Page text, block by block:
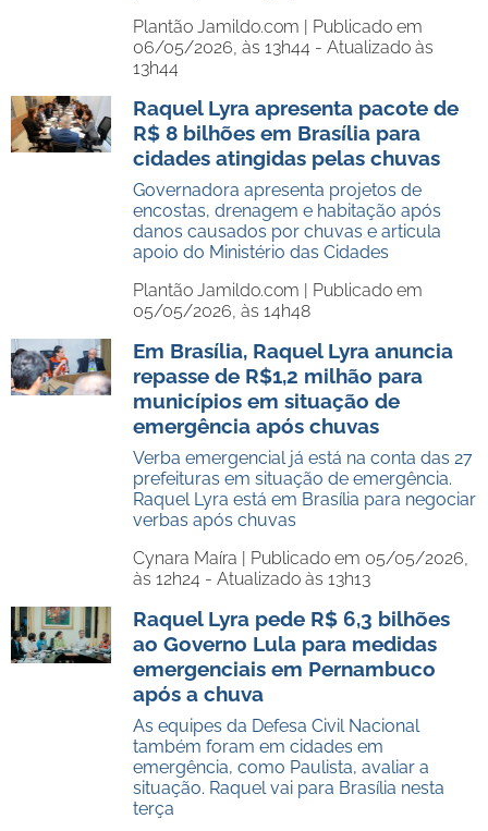
Plantão Jamildo.com | Publicado em
06/05/2026, às 13h44 - Atualizado às
13h44
Raquel Lyra apresenta pacote de
R$ 8 bilhões em Brasília para
cidades atingidas pelas chuvas
Governadora apresenta projetos de
encostas, drenagem e habitação após
danos causados por chuvas e articula
apoio do Ministério das Cidades
Plantão Jamildo.com | Publicado em
05/05/2026, às 14h48
Em Brasília, Raquel Lyra anuncia
repasse de R$1,2 milhão para
municípios em situação de
emergência após chuvas
Verba emergencial já está na conta das 27
prefeituras em situação de emergência.
Raquel Lyra está em Brasília para negociar
verbas após chuvas
Cynara Maíra | Publicado em 05/05/2026,
às 12h24 - Atualizado às 13h13
Raquel Lyra pede R$ 6,3 bilhões
ao Governo Lula para medidas
emergenciais em Pernambuco
após a chuva
As equipes da Defesa Civil Nacional
também foram em cidades em
emergência, como Paulista, avaliar a
situação. Raquel vai para Brasília nesta
terça